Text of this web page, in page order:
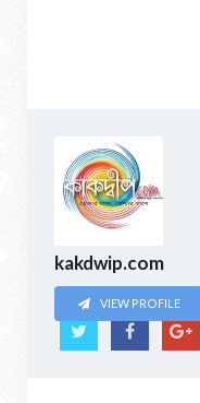
kakdwip.com
VIEW PROFILE